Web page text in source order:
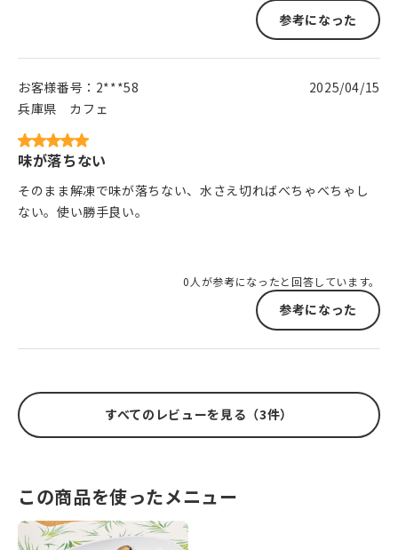
参考になった
お客様番号： 2***58
兵庫県
カフェ
2025/04/15
味が落ちない
そのまま解凍で味が落ちない、水さえ切ればべちゃべちゃし
ない。使い勝手良い。
0人が参考になったと回答しています。
参考になった
すべてのレビューを見る（3件）
この商品を使ったメニュー